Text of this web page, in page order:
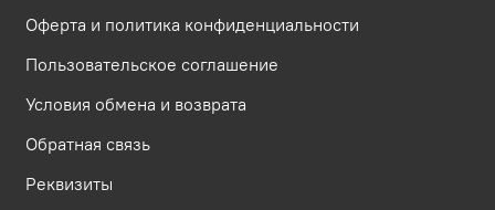
Оферта и политика конфиденциальности
Пользовательское соглашение
Условия обмена и возврата
Обратная связь
Реквизиты